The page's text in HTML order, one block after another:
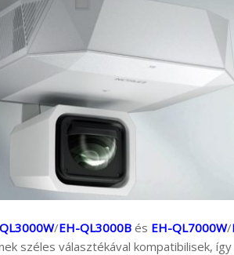
/EH-QL3000B és EH-QL7000W/
széles választékával kompatibilisek,